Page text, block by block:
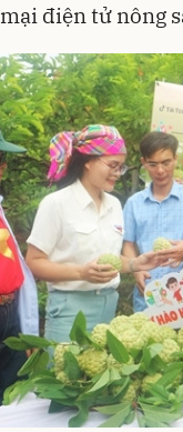
điện tử nông